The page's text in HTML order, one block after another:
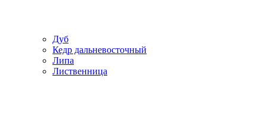
Дуб
Кедр дальневосточный
Липа
Лиственница